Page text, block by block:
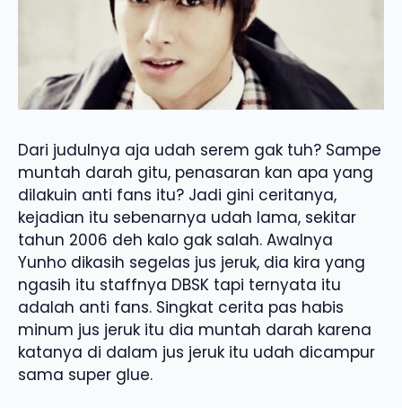
Dari judulnya aja udah serem gak tuh? Sampe
muntah darah gitu, penasaran kan apa yang
dilakuin anti fans itu? Jadi gini ceritanya,
kejadian itu sebenarnya udah lama, sekitar
tahun 2006 deh kalo gak salah. Awalnya
Yunho dikasih segelas jus jeruk, dia kira yang
ngasih itu staffnya DBSK tapi ternyata itu
adalah anti fans. Singkat cerita pas habis
minum jus jeruk itu dia muntah darah karena
katanya di dalam jus jeruk itu udah dicampur
sama super glue.